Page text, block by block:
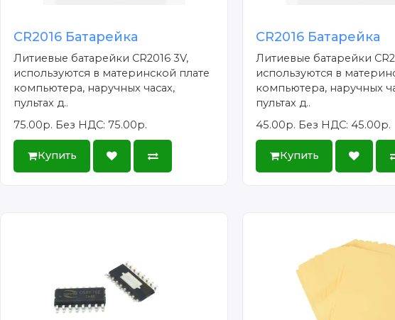
CR2016 Батарейка
Литиевые батарейки CR2016 3V,
используются в материнской плате
компьютера, наручных часах,
пультах д..
75.00р. Без НДС: 75.00р.
Купить
CR2016 Батарейка
Литиевые батарейки
используются в
компьютера, наручных
пультах д..
45.00р. Без НДС: 45.00р.
Купить